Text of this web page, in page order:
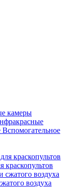
камеры
Вспомогательное
краскопультов
воздуха